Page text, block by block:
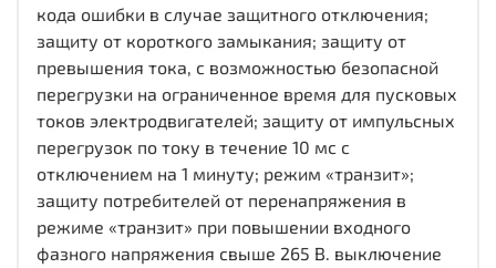
кода ошибки в случае защитного отключения;
защиту от короткого замыкания; защиту от
превышения тока, с возможностью безопасной
перегрузки на ограниченное время для пусковых
токов электродвигателей; защиту от импульсных
перегрузок по току в течение 10 мс с
отключением на 1 минуту; режим «транзит»;
защиту потребителей от перенапряжения в
режиме «транзит» при повышении входного
фазного напряжения свыше 265 В. выключение